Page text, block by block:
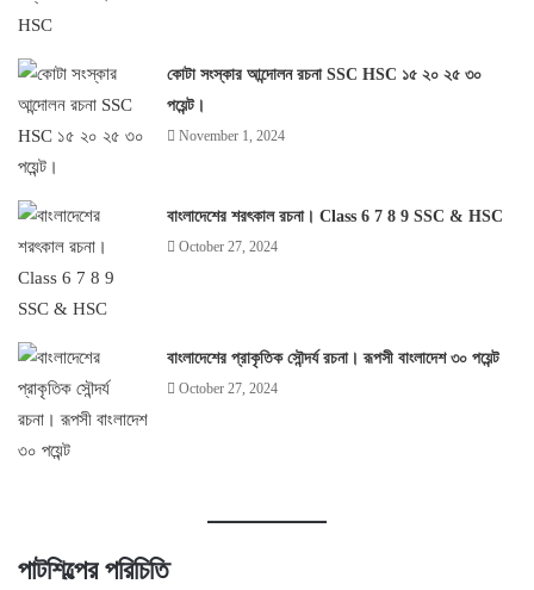
কোটা সংস্কার আন্দোলন রচনা SSC HSC ১৫ ২০ ২৫ ৩০
পয়েন্ট।
November 1, 2024
বাংলাদেশের শরৎকাল রচনা। Class 6 7 8 9 SSC & HSC
October 27, 2024
বাংলাদেশের প্রাকৃতিক সৌন্দর্য রচনা। রূপসী বাংলাদেশ ৩০ পয়েন্ট
October 27, 2024
পাটশিল্পের পরিচিতি